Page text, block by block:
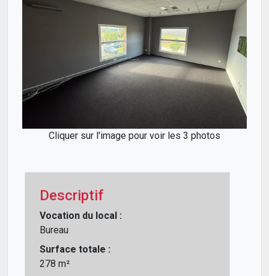
Cliquer sur l'image pour voir les 3 photos
Descriptif
Vocation du local :
Bureau
Surface totale :
278 m²